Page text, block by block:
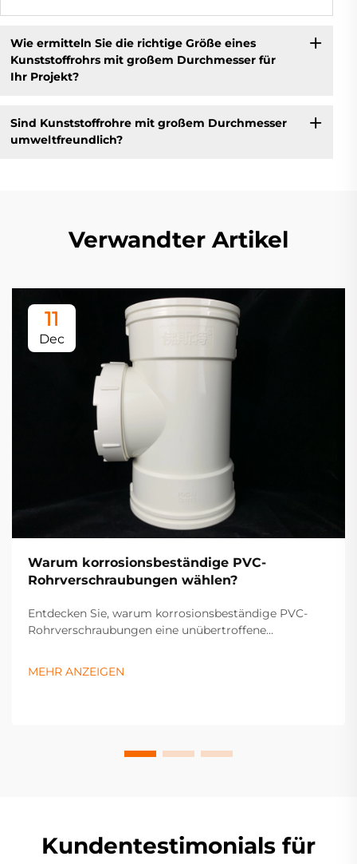
Wie ermitteln Sie die richtige Größe eines
Kunststoffrohrs mit großem Durchmesser für
Ihr Projekt?
Sind Kunststoffrohre mit großem Durchmesser
umweltfreundlich?
Verwandter Artikel
11
Dec
Warum korrosionsbeständige PVC-
Rohrverschraubungen wählen?
Entdecken Sie, warum korrosionsbeständige PVC-
Rohrverschraubungen eine unübertroffene
Sie jetzt mehr.
MEHR ANZEIGEN
Kundentestimonials für